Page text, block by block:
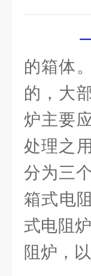
的箱体
的，大
炉主要
处理之
分为三
箱式电
式电阻
阻炉，